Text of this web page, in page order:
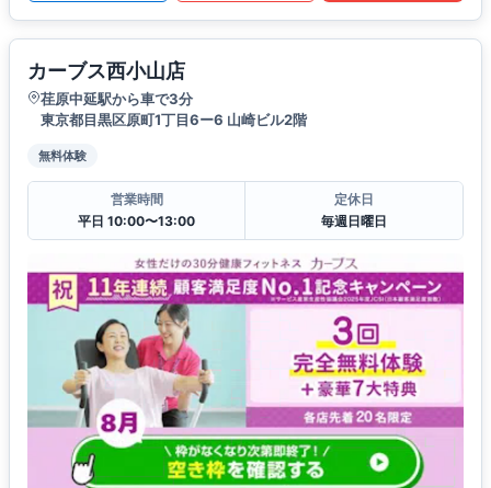
カーブス西小山店
荏原中延駅から車で3分
東京都目黒区原町1丁目6ー6 山崎ビル2階
無料体験
営業時間
平日 10:00〜13:00
定休日
毎週日曜日